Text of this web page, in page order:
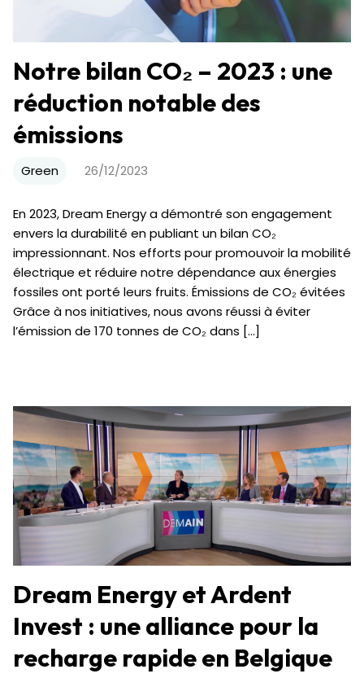
Notre bilan CO₂ – 2023 : une
réduction notable des
émissions
Green 26/12/2023
En 2023, Dream Energy a démontré son engagement
envers la durabilité en publiant un bilan CO₂
impressionnant. Nos efforts pour promouvoir la mobilité
électrique et réduire notre dépendance aux énergies
fossiles ont porté leurs fruits. Émissions de CO₂ évitées
Grâce à nos initiatives, nous avons réussi à éviter
l’émission de 170 tonnes de CO₂ dans […]
Dream Energy et Ardent
Invest : une alliance pour la
recharge rapide en Belgique